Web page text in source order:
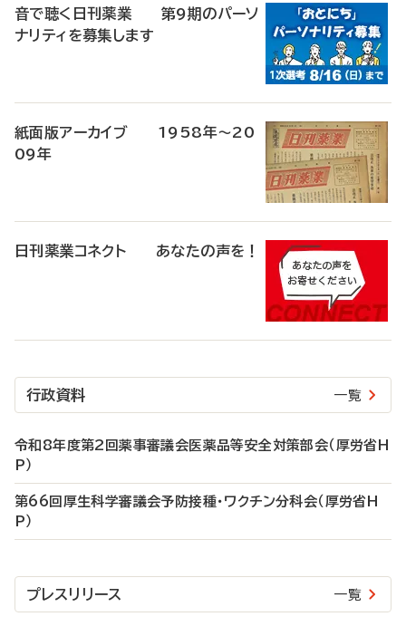
音で聴く日刊薬業 第9期のパーソ
ナリティを募集します
紙面版アーカイブ 1958年～20
09年
日刊薬業コネクト あなたの声を！
行政資料 一覧
令和8年度第2回薬事審議会医薬品等安全対策部会（厚労省H
P）
第66回厚生科学審議会予防接種・ワクチン分科会（厚労省H
P）
プレスリリース 一覧